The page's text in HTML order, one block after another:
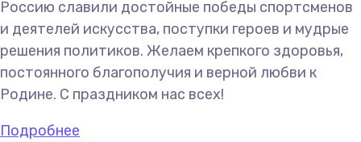
Россию славили достойные победы спортсменов
и деятелей искусства, поступки героев и мудрые
решения политиков. Желаем крепкого здоровья,
постоянного благополучия и верной любви к
Родине. С праздником нас всех!
Подробнее